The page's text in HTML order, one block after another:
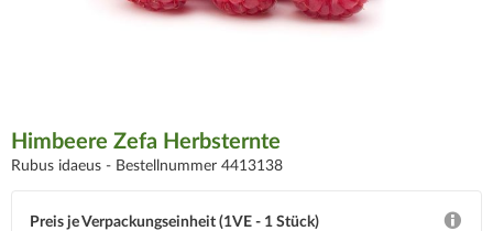
Himbeere Zefa Herbsternte
Rubus idaeus - Bestellnummer 4413138
Preis je Verpackungseinheit (1VE - 1 Stück)